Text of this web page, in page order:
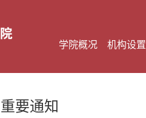
学院概况 机构设置
重要通知